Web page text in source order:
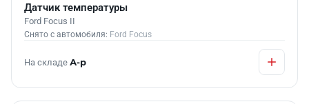
Датчик температуры
Ford Focus II
Снято с автомобиля: Ford Focus
На складе А-р